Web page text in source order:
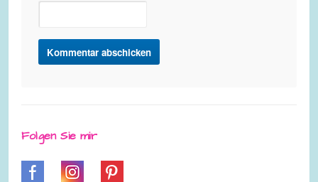
Folgen Sie mir